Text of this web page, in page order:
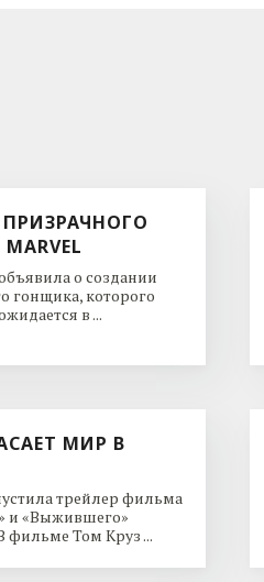
о создании
гонщика, которого
в ...
МИР В
трейлер фильма
и «Выжившего»
фильме Том Круз ...